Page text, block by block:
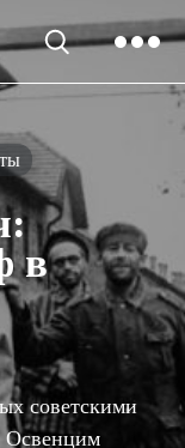
в
советскими
Освенцим